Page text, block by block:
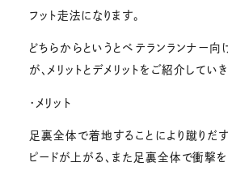
フット走法になります。
どちらからというとベテランランナー
が、メリットとデメリットをご紹介していき
・メリット
足裏全体で着地することにより蹴りだ
ピードが上がる、また足裏全体で衝撃